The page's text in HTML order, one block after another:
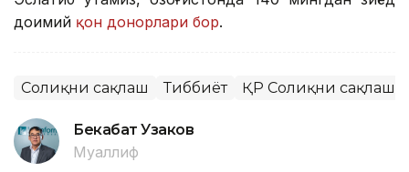
доимий қон донорлари бор.
Соғлиқни сақлаш Тиббиёт ҚР Соғлиқни сақлаш
Бекабат Узаков
Муаллиф